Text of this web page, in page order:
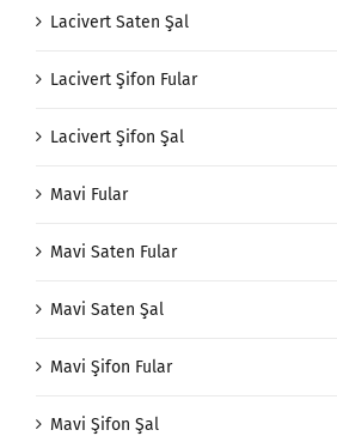
Lacivert Saten Şal
Lacivert Şifon Fular
Lacivert Şifon Şal
Mavi Fular
Mavi Saten Fular
Mavi Saten Şal
Mavi Şifon Fular
Mavi Şifon Şal